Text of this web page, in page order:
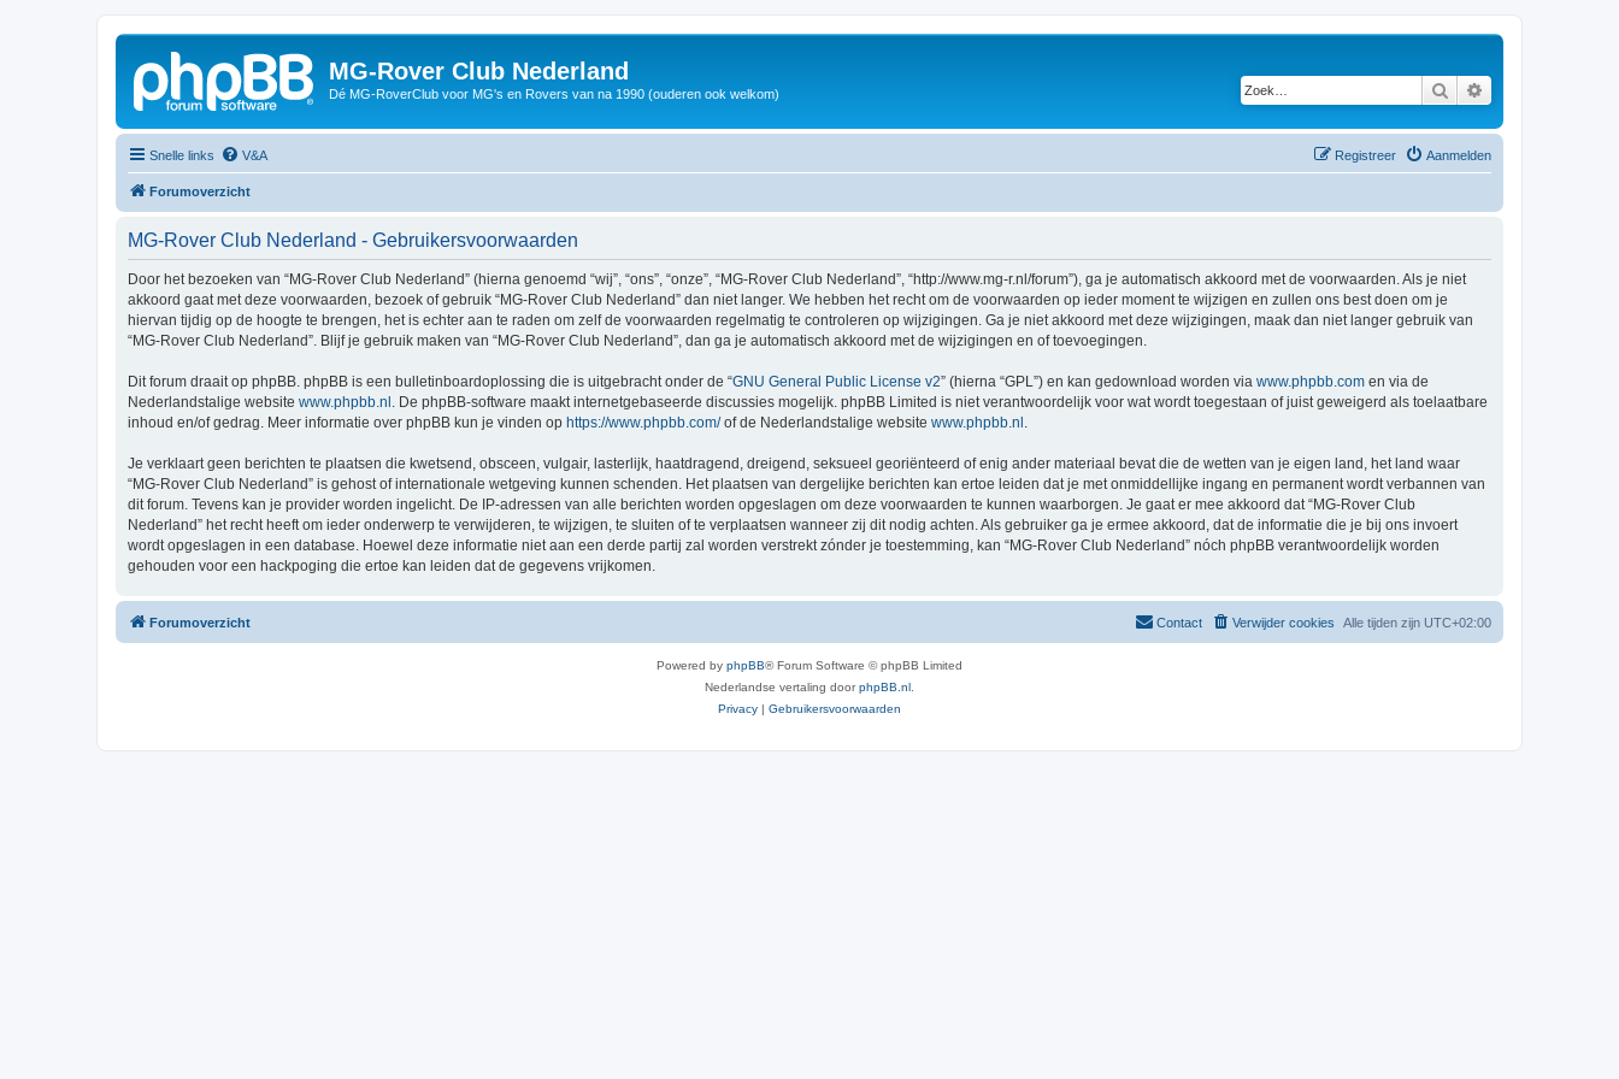
MG-Rover Club Nederland
Dé MG-RoverClub voor MG's en Rovers van na 1990 (ouderen ook welkom) Zoek
Snelle links V&A Aanmelden
Registreer
Forumoverzicht
MG-Rover Club Nederland - Gebruikersvoorwaarden
Door het bezoeken van “MG-Rover Club Nederland” (hierna genoemd “wij”, “ons”, “onze”, “MG-Rover Club Nederland”, “http://www.mg-r.nl/forum”), ga je automatisch akkoord met de voorwaarden. Als je niet
akkoord gaat met deze voorwaarden, bezoek of gebruik “MG-Rover Club Nederland” dan niet langer. We hebben het recht om de voorwaarden op ieder moment te wijzigen en zullen ons best doen om je
hiervan tijdig op de hoogte te brengen, het is echter aan te raden om zelf de voorwaarden regelmatig te controleren op wijzigingen. Ga je niet akkoord met deze wijzigingen, maak dan niet langer gebruik van
“MG-Rover Club Nederland”. Blijf je gebruik maken van “MG-Rover Club Nederland”, dan ga je automatisch akkoord met de wijzigingen en of toevoegingen.
Dit forum draait op phpBB. phpBB is een bulletinboardoplossing die is uitgebracht onder de “GNU General Public License v2” (hierna “GPL”) en kan gedownload worden via www.phpbb.com en via de
Nederlandstalige website www.phpbb.nl . De phpBB-software maakt internetgebaseerde discussies mogelijk. phpBB Limited is niet verantwoordelijk voor wat wordt toegestaan of juist geweigerd als toelaatbare
inhoud en/of gedrag. Meer informatie over phpBB kun je vinden op https://www.phpbb.com/of de Nederlandstalige website www.phpbb.nl
Je verklaart geen berichten te plaatsen die kwetsend, obsceen, vulgair, lasterlijk, haatdragend, dreigend, seksueel georiënteerd of enig ander materiaal bevat die de wetten van je eigen land, het land waar
“MG-Rover Club Nederland” is gehost of internationale wetgeving kunnen schenden. Het plaatsen van dergelijke berichten kan ertoe leiden dat je met onmiddellijke ingang en permanent wordt verbannen van
dit forum. Tevens kan je provider worden ingelicht. De IP-adressen van alle berichten worden opgeslagen om deze voorwaarden te kunnen waarborgen. Je gaat er mee akkoord dat “MG-Rover Club
Nederland” het recht heeft om ieder onderwerp te verwijderen, te wijzigen, te sluiten of te verplaatsen wanneer zij dit nodig achten. Als gebruiker ga je ermee akkoord, dat de informatie die je bij ons invoert
wordt opgeslagen in een database. Hoewel deze informatie niet aan een derde partij zal worden verstrekt zónder je toestemming, kan “MG-Rover Club Nederland” nóch phpBB verantwoordelijk worden
gehouden voor een hackpoging die ertoe kan leiden dat de gegevens vrijkomen.
Forumoverzicht Alle tijden zijn UTC+02:00
Verwijder cookies
Contact
Powered by phpBB® Forum Software © phpBB Limited
Nederlandse vertaling doorphpBB.nl
Privacy | Gebruikersvoorwaarden